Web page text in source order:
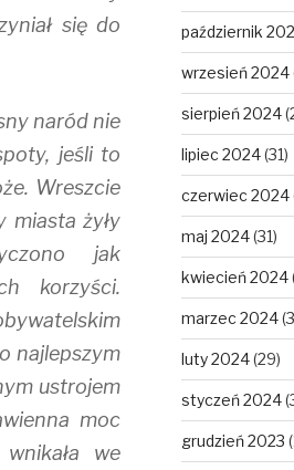
się do
naród nie
jeśli to
Wreszcie
miasta żyły
jak
korzyści.
najlepszym
ustrojem
moc
we
październik
wrzesień 2024
sierpień 2024
lipiec 2024(31)
czerwiec 2024
maj 2024(31)
kwiecień 2024
marzec 2024
luty 2024(29)
styczeń 2024
grudzień 2023